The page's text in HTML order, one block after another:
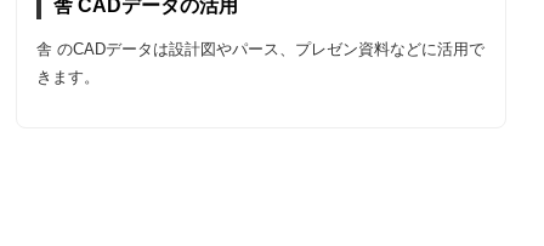
舎 CADデータの活用
舎 のCADデータは設計図やパース、プレゼン資料などに活用で
きます。